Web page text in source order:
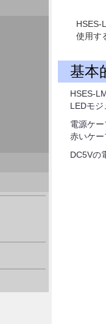
HSES-
使用す
基本
HSES-
LEDモジ
電源ケ
赤いケー
DC5Vの